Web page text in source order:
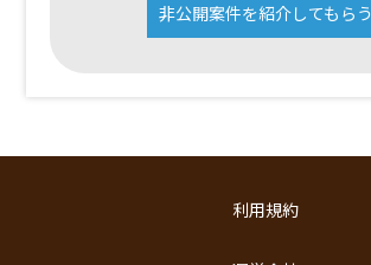
非公開案件を紹介してもらう
利用規約